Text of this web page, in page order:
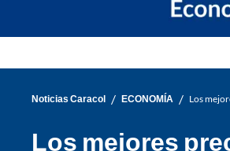
Noticias Caracol / ECONOMÍA / Los
Los mejores